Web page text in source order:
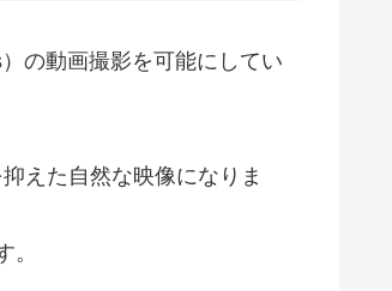
の動画撮影を可能にしてい
えた自然な映像になりま